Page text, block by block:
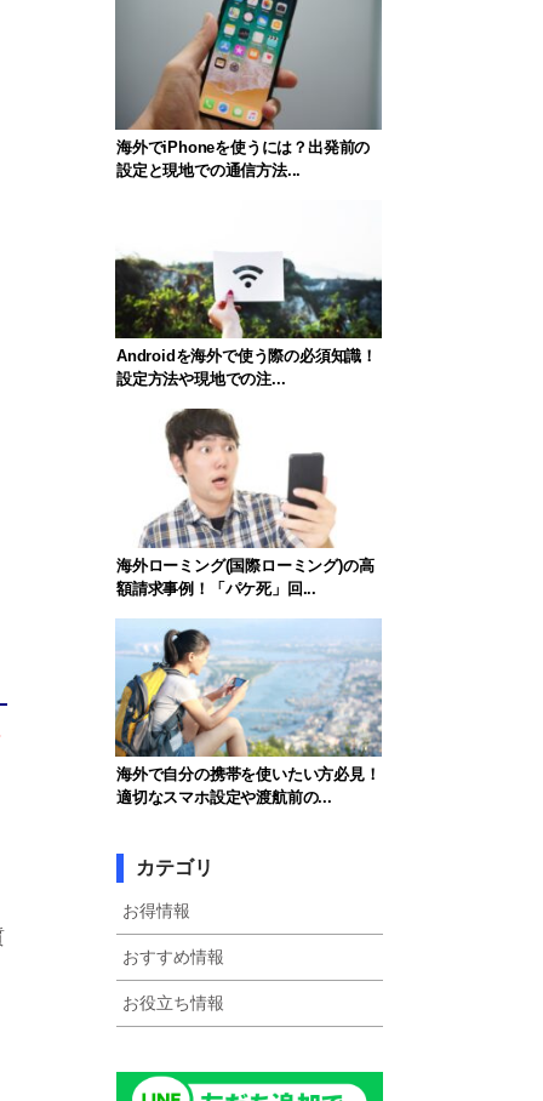
海外でiPhoneを使うには？出発前の
設定と現地での通信方法...
Androidを海外で使う際の必須知識！
設定方法や現地での注...
海外ローミング(国際ローミング)の高
額請求事例！「パケ死」回...
海外で自分の携帯を使いたい方必見！
適切なスマホ設定や渡航前の...
カテゴリ
お得情報
おすすめ情報
お役立ち情報